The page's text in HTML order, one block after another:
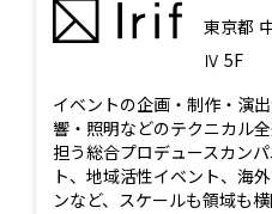
東京都
Ⅳ 5F
イベントの企画・制作・演
響・照明などのテクニカル
担う総合プロデュースカン
ト、地域活性イベント、海
ンなど、スケールも領域も